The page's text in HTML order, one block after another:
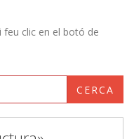
feu clic en el botó de
CERCA